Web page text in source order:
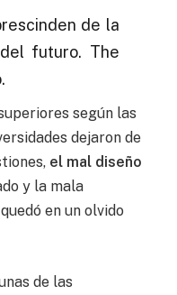
de la
futuro. The
según las
dejaron de
el mal diseño
y la mala
en un olvido
de las